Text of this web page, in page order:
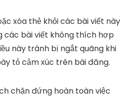
xóa thẻ khỏi các bài viết này
các bài viết không thích hợp
này tránh bị ngắt quãng khi
tỏ cảm xúc trên bài đăng.
chặn đứng hoàn toàn việc